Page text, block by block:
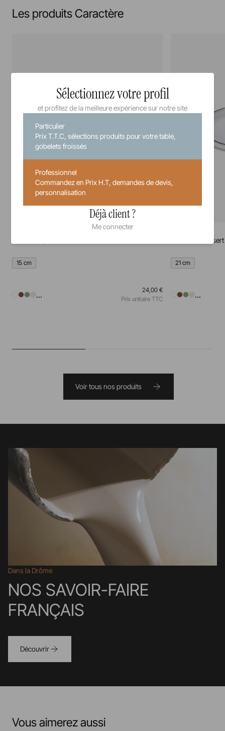
Les produits Caractère
15 cm
...
24,00 €
Prix unitaire TTC
Assiette à dessert
21 cm
...
Voir tous nos produits
Dans la Drôme
NOS SAVOIR-FAIRE
FRANÇAIS
Découvrir
Vous aimerez aussi
Sélectionnez votre profil
et profitez de la meilleure expérience sur notre site
Particulier
Prix T.T.C, sélections produits pour votre table,
gobelets froissés
Professionnel
Commandez en Prix H.T, demandes de devis,
personnalisation
Déjà client ?
Me connecter